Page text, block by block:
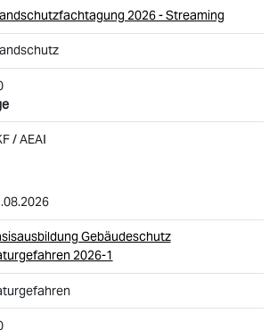
2026 - Streaming
/ AEAI
Gebäudeschutz
2026-1